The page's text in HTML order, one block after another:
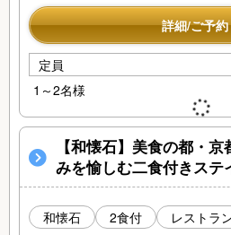
詳細/ご予約
定員
1～2名様
【和懐石】美食の都・
みを愉しむ二食付きステ
和懐石 2食付 レストラ